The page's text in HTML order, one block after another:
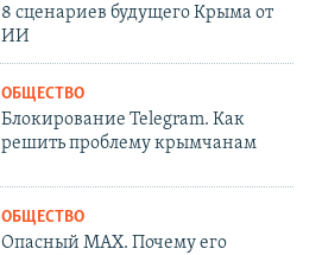
8 сценариев будущего Крыма от
ИИ
ОБЩЕСТВО
Блокирование Telegram. Как
решить проблему крымчанам
ОБЩЕСТВО
Опасный MAX. Почему его